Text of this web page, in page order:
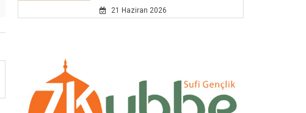
21 Haziran 2026